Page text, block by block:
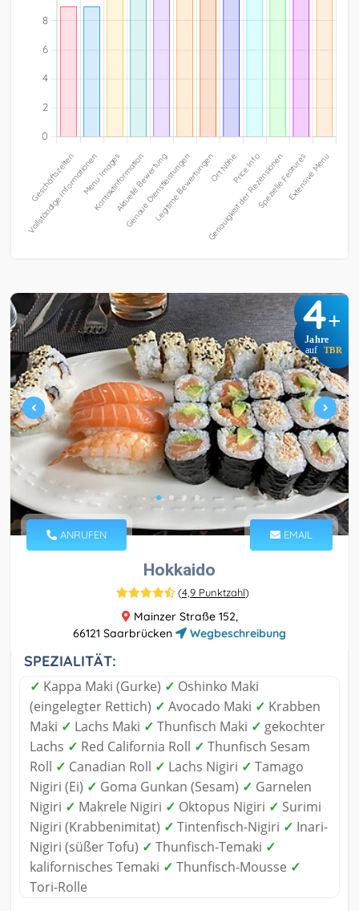
4+
Jahre
auf TBR
ANRUFEN EMAIL
Hokkaido
(4,9 Punktzahl)
Mainzer Straße 152,
66121 Saarbrücken
Wegbeschreibung
SPEZIALITÄT:
✓ Kappa Maki (Gurke) ✓ Oshinko Maki
(eingelegter Rettich) ✓ Avocado Maki ✓ Krabben
Maki ✓ Lachs Maki ✓ Thunfisch Maki ✓ gekochter
Lachs ✓ Red California Roll ✓ Thunfisch Sesam
Roll ✓ Canadian Roll ✓ Lachs Nigiri ✓ Tamago
Nigiri (Ei) ✓ Goma Gunkan (Sesam) ✓ Garnelen
Nigiri ✓ Makrele Nigiri ✓ Oktopus Nigiri ✓ Surimi
Nigiri (Krabbenimitat) ✓ Tintenfisch-Nigiri ✓ Inari-
Nigiri (süßer Tofu) ✓ Thunfisch-Temaki ✓
kalifornisches Temaki ✓ Thunfisch-Mousse ✓
Tori-Rolle